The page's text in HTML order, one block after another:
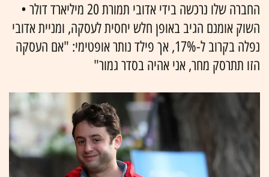
החברה שלו נרכשה בידי אדובי תמורת 20 מיליארד דולר •
השוק אומנם הגיב באופן חלש יחסית לעסקה, ומניית אדובי
נפלה בקרוב ל-17%, אך פילד נותר אופטימי: "אם העסקה
הזו תתרסק מחר, אני אהיה בסדר גמור"